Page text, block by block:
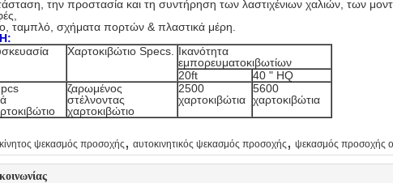
την προστασία και τη συντήρηση των λαστιχένιων χαλιών, των
ταμπλό, σχήματα πορτών & πλαστικά μέρη.
Χαρτοκιβώτιο Specs.
Ικανότητα
εμπορευματοκιβωτίων
20ft
40 " HQ
ζαρωμένος
στέλνοντας
χαρτοκιβώτιο
2500
χαρτοκιβώτια
5600
χαρτοκιβώτια
ψεκασμός προσοχής , αυτοκινητικός ψεκασμός προσοχής , ψεκασμός προσοχής